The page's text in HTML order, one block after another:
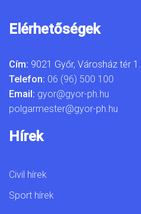
Elérhetőségek
Cím: 9021 Győr, Városház tér 1.
Telefon: 06 (96) 500 100
Email: gyor@gyor-ph.hu
polgarmester@gyor-ph.hu
Hírek
Civil hírek
Sport hírek